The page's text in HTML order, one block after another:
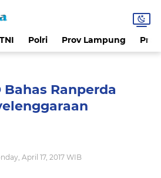
TNI Polri Prov Lampung
Bahas Ranperda
April 17, 2017 WIB